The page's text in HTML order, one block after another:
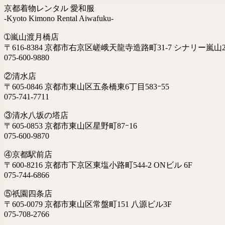
京都着物レンタル 愛和服
-Kyoto Kimono Rental Aiwafuku-
➀嵐山渡月橋店
〒616-8384 京都市右京区嵯峨天龍寺造路町31-7 シナリー嵐山
075-600-9880
②清水店
〒605-0846 京都市東山区五条橋東6丁目583ｰ55
075-741-7711
③清水八坂の塔店
〒605-0853 京都市東山区星野町87ｰ16
075-600-9870
④京都駅前店
〒600-8216 京都市下京区東塩小路町544-2 ONビル 6F
075-744-6866
⑤祇園四条店
〒605-0079 京都市東山区常盤町151 八源ビル3F
075-708-2766